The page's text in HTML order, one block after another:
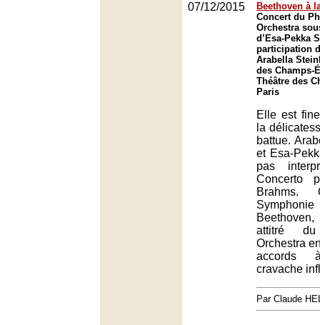
07/12/2015
Beethoven à
Concert du
Orchestra
d’Esa-Pekka
participation
Arabella
des Champs-
Théâtre des
Paris
Elle est
la
battue.
et Esa-
pas
Concerto
attitré du
Orchestra
accords
cravache
Par Claude